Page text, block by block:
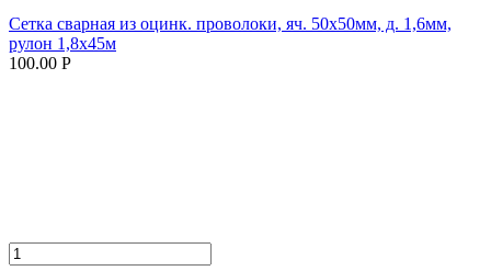
Сетка сварная из оцинк. проволоки, яч. 50х50мм, д. 1,6мм,
рулон 1,8х45м
100.00 Р